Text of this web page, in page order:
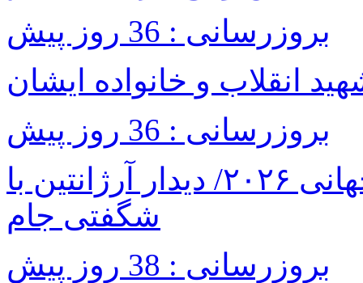
بروزرسانی : 36 روز پیش
انقلاب و خانواده ایشان
بروزرسانی : 36 روز پیش
برنامه بازی های امشب جام جهانی ۲۰۲۶/ دیدار آرژانتین با
شگفتی جام
بروزرسانی : 38 روز پیش